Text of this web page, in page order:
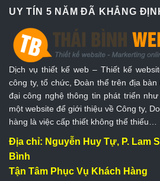
UY TÍN 5 NĂM ĐÃ KHẲNG
Dịch vụ thiết kế web – Thiết kế
công ty, tổ chức, Đoàn thể trên địa
đại công nghệ thông tin phát triển
một website để giới thiệu về Công ty,
hàng là việc cấp thiết không thể thiếu…
Địa chỉ: Nguyễn Huy Tự, P. Lam
Bình
Tận Tâm Phục Vụ Khách Hàng